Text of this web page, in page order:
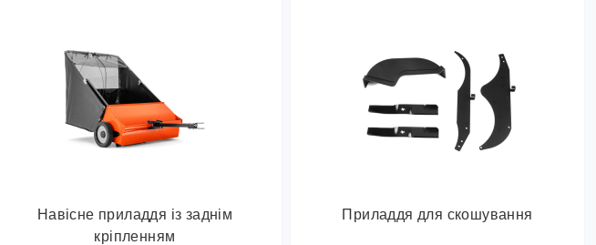
Навісне приладдя із заднім
кріпленням
Приладдя для скошування